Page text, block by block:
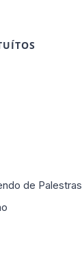
de Palestras